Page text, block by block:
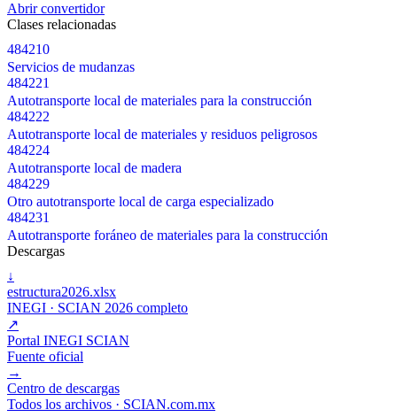
Abrir convertidor
Clases relacionadas
484210
Servicios de mudanzas
484221
Autotransporte local de materiales para la construcción
484222
Autotransporte local de materiales y residuos peligrosos
484224
Autotransporte local de madera
484229
Otro autotransporte local de carga especializado
484231
Autotransporte foráneo de materiales para la construcción
Descargas
↓
estructura2026.xlsx
INEGI · SCIAN 2026 completo
↗
Portal INEGI SCIAN
Fuente oficial
→
Centro de descargas
Todos los archivos · SCIAN.com.mx